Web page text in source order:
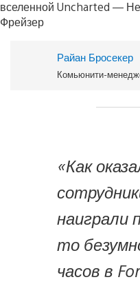
Райан Бросекер
Комьюнити-
«Как
наиграли
то
часов в